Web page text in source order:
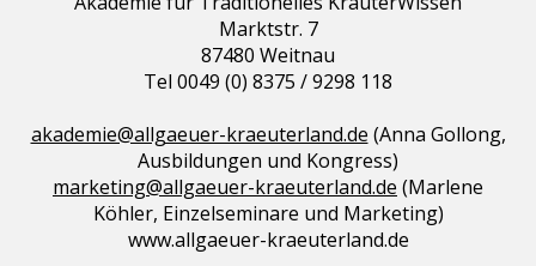
Marktstr. 7
87480 Weitnau
Tel 0049 (0) 8375 / 9298 118
akademie@allgaeuer-kraeuterland.de (Anna Gollong,
Ausbildungen und Kongress)
marketing@allgaeuer-kraeuterland.de (Marlene
Köhler, Einzelseminare und Marketing)
www.allgaeuer-kraeuterland.de